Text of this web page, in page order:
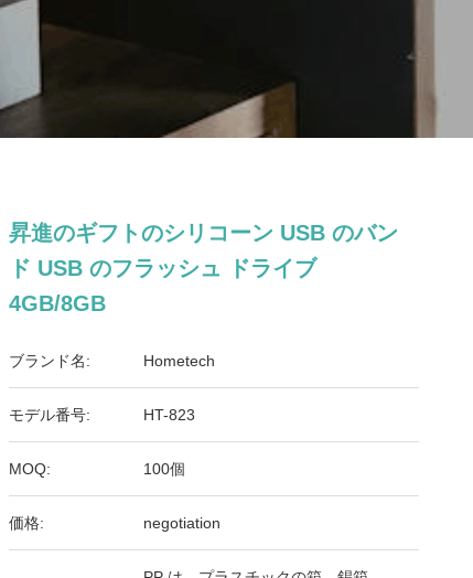
昇進のギフトのシリコーン USB のバン
ド USB のフラッシュ ドライブ
4GB/8GB
ブランド名: Hometech
モデル番号: HT-823
MOQ: 100個
価格: negotiation